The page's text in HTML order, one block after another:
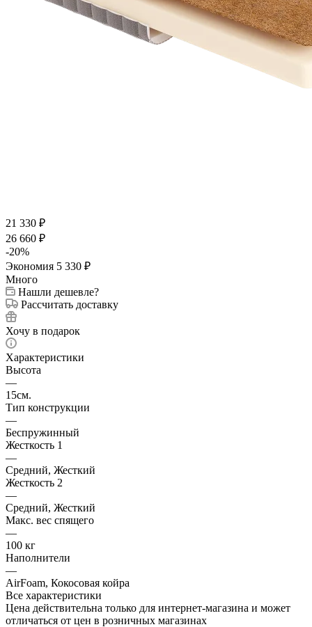
21 330 ₽
26 660 ₽
-20%
Экономия 5 330 ₽
Много
Нашли дешевле?
Рассчитать доставку
Хочу в подарок
Характеристики
Высота
—
15см.
Тип конструкции
—
Беспружинный
Жесткость 1
—
Средний, Жесткий
Жесткость 2
—
Средний, Жесткий
Макс. вес спящего
—
100 кг
Наполнители
—
AirFoam, Кокосовая койра
Все характеристики
Цена действительна только для интернет-магазина и может
отличаться от цен в розничных магазинах